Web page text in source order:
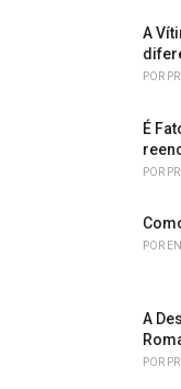
A
POR
É
POR
POR
A
POR